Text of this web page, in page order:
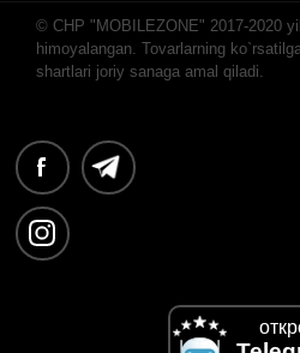
© CHP "MOBILEZONE" 2017-2020
himoyalangan. Tovarlarning
shartlari joriy sanaga amal qiladi.